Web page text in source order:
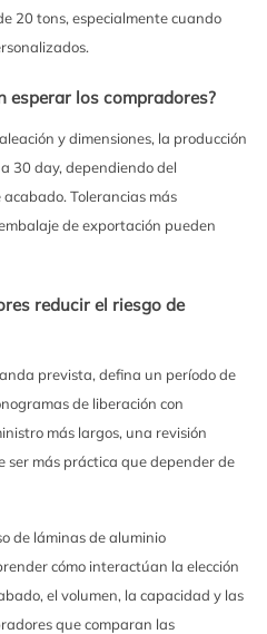
20 tons, especialmente cuando
esperar los compradores?
y dimensiones, la producción
30 day, dependiendo del
Tolerancias más
de exportación pueden
reducir el riesgo de
prevista, defina un período de
de liberación con
más largos, una revisión
ser más práctica que depender de
de láminas de aluminio
cómo interactúan la elección
el volumen, la capacidad y las
que comparan las